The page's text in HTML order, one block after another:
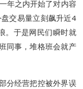
年之内开始了对内容
交易量立刻飙升近4
。于是网民们瞬时就
同事，堆格班会就产
分经营把控被外界误